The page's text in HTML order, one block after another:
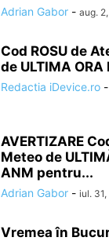
Adrian Gabor - aug.
Cod ROSU de
de ULTIMA
Redactia iDevice.ro -
AVERTIZARE
Meteo de
ANM pentru...
Adrian Gabor - iul.
Vremea în